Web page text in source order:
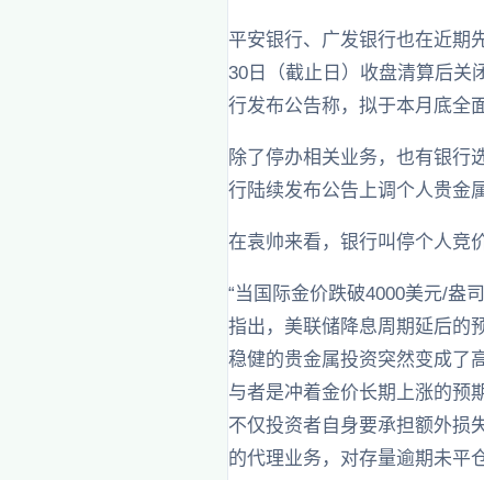
平安银行、广发银行也在近期
30日（截止日）收盘清算后关
行发布公告称，拟于本月底全
除了停办相关业务，也有银行
行陆续发布公告上调个人贵金
在袁帅来看，银行叫停个人竞
“当国际金价跌破4000美元/盎
指出，美联储降息周期延后的
稳健的贵金属投资突然变成了
与者是冲着金价长期上涨的预
不仅投资者自身要承担额外损
的代理业务，对存量逾期未平